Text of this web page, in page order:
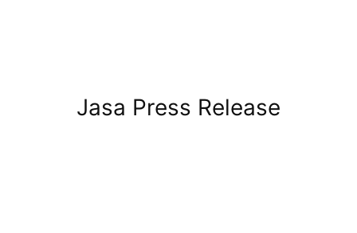
Jasa Press Release